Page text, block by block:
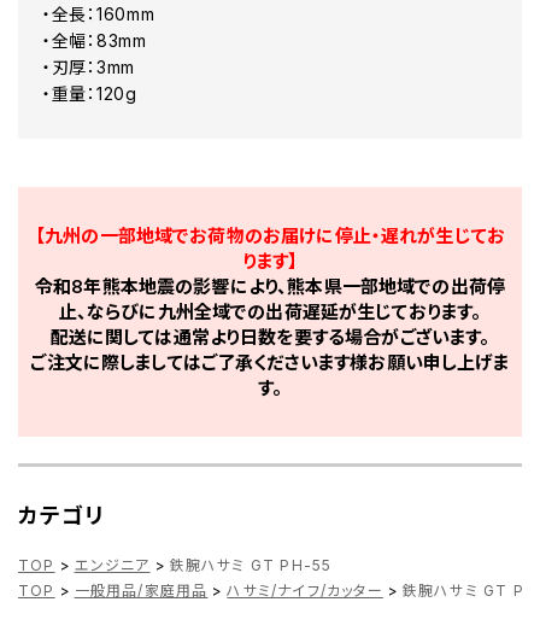
・全長：160mm
・全幅：83mm
・刃厚：3mm
・重量：120g
【九州の一部地域でお荷物のお届けに停止・遅れが生じてお
ります】
令和8年熊本地震の影響により、熊本県一部地域での出荷停
止、ならびに九州全域での出荷遅延が生じております。
配送に関しては通常より日数を要する場合がございます。
ご注文に際しましてはご了承くださいます様お願い申し上げま
す。
カテゴリ
TOP > エンジニア > 鉄腕ハサミ GT PH-55
TOP > 一般用品/家庭用品 > ハサミ/ナイフ/カッター > 鉄腕ハサミ GT